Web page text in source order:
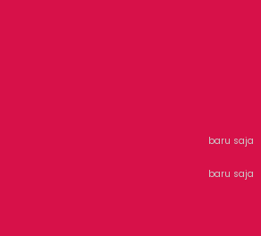
baru saja
baru saja